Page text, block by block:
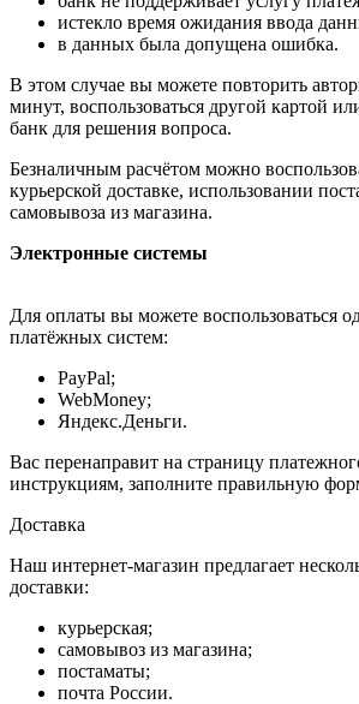
истекло время ожидания ввода
в данных была допущена ошибка.
В этом случае вы можете повторить
минут, воспользоваться другой картой
банк для решения вопроса.
Безналичным расчётом можно
курьерской доставке, использовании
самовывоза из магазина.
Электронные системы
Для оплаты вы можете воспользоваться
платёжных систем:
PayPal;
WebMoney;
Яндекс.Деньги.
Вас перенаправит на страницу
инструкциям, заполните правильную
Доставка
Наш интернет-магазин предлагает
доставки:
курьерская;
самовывоз из магазина;
постаматы;
почта России.